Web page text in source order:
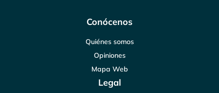
Conócenos
Quiénes somos
Opiniones
Mapa Web
Legal